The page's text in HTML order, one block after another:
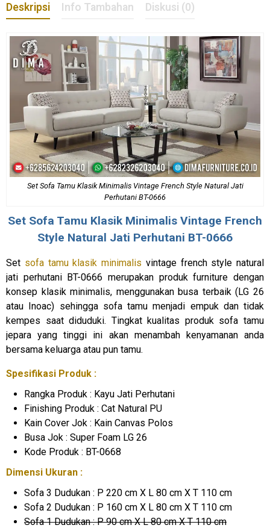
Deskripsi Info Tambahan Diskusi (0)
Set Sofa Tamu Klasik Minimalis Vintage French Style Natural Jati
Perhutani BT-0666
Set Sofa Tamu Klasik Minimalis Vintage French
Style Natural Jati Perhutani BT-0666
Set sofa tamu klasik minimalis vintage french style natural
jati perhutani BT-0666 merupakan produk furniture dengan
konsep klasik minimalis, menggunakan busa terbaik (LG 26
atau Inoac) sehingga sofa tamu menjadi empuk dan tidak
kempes saat diduduki. Tingkat kualitas produk sofa tamu
jepara yang tinggi ini akan menambah kenyamanan anda
bersama keluarga atau pun tamu.
Spesifikasi Produk :
Rangka Produk : Kayu Jati Perhutani
Finishing Produk : Cat Natural PU
Kain Cover Jok : Kain Canvas Polos
Busa Jok : Super Foam LG 26
Kode Produk : BT-0668
Dimensi Ukuran :
Sofa 3 Dudukan : P 220 cm X L 80 cm X T 110 cm
Sofa 2 Dudukan : P 160 cm X L 80 cm X T 110 cm
Sofa 1 Dudukan : P 90 cm X L 80 cm X T 110 cm